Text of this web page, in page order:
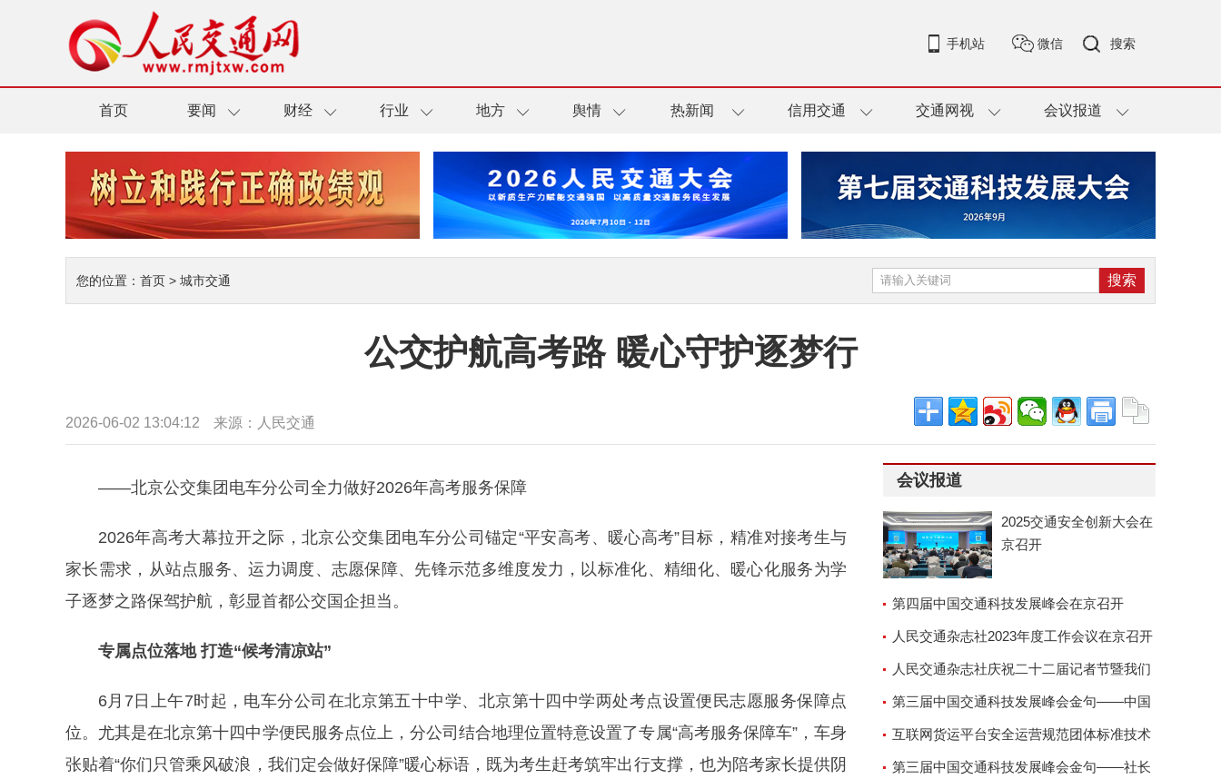
手机站 微信 搜索
首页 要闻 财经 行业 地方 舆情 热新闻 信用交通 交通网视 会议报道
您的位置： 首页 > 城市交通
公交护航高考路 暖心守护逐梦行
2026-06-02 13:04:12 来源： 人民交通
——北京公交集团电车分公司全力做好2026年高考服务保障
2026年高考大幕拉开之际，北京公交集团电车分公司锚定“平安高考、暖心高考”目标，精准对接考生与
家长需求，从站点服务、运力调度、志愿保障、先锋示范多维度发力，以标准化、精细化、暖心化服务为学
子逐梦之路保驾护航，彰显首都公交国企担当。
专属点位落地 打造“候考清凉站”
6月7日上午7时起，电车分公司在北京第五十中学、北京第十四中学两处考点设置便民志愿服务保障点
位。尤其是在北京第十四中学便民服务点位上，分公司结合地理位置特意设置了专属“高考服务保障车”，车身
张贴着“你们只管乘风破浪，我们定会做好保障”暖心标语，既为考生赶考筑牢出行支撑，也为陪考家长提供阴
会议报道
2025交通安全创新大会在
京召开
第四届中国交通科技发展峰会在京召开
人民交通杂志社2023年度工作会议在京召开
人民交通杂志社庆祝二十二届记者节暨我们
的故事演讲座谈会
第三届中国交通科技发展峰会金句——中国
交通运输协会副会长兼秘
互联网货运平台安全运营规范团体标准技术
审查会顺利召开
第三届中国交通科技发展峰会金句——社长